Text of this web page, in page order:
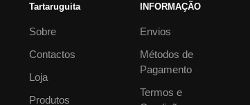
Tartaruguita
Sobre
Contactos
Loja
Produtos
INFORMAÇÃO
Envios
Métodos de
Pagamento
Termos e